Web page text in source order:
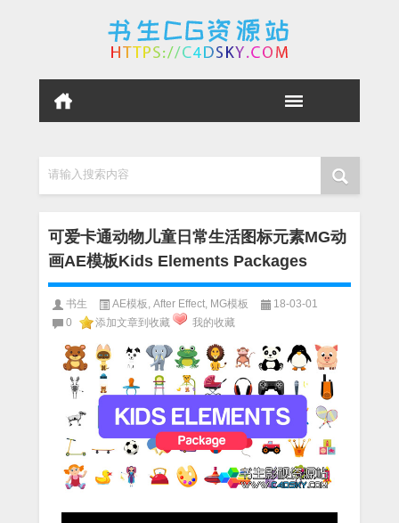
请输入搜索内容
可爱卡通动物儿童日常生活图标元素MG动
画AE模板Kids Elements Packages
书生 AE模板 After Effect MG模板
18-03-01
0
添加文章到收藏 我的收藏